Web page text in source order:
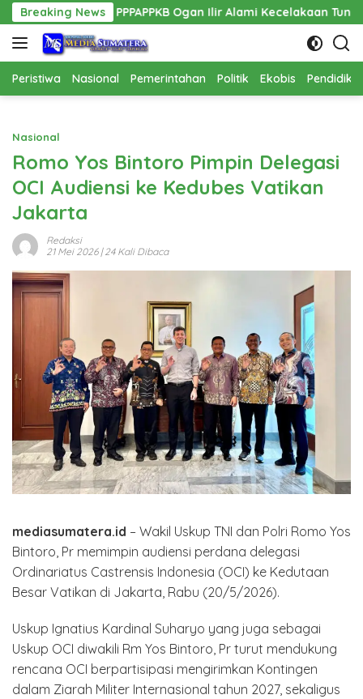
Langsung
ke
konten
Breaking News
PPPAPPKB Ogan Ilir Alami Kecelakaan Tunggal
Peristiwa Nasional Pemerintahan Politik Ekobis
Nasional
Romo Yos Bintoro Pimpin Delegasi
OCI Audiensi ke Kedubes Vatikan
Jakarta
Redaksi
21 Mei 2026| 24 Kali Dibaca
mediasumatera.id – Wakil Uskup TNI dan Polri Romo Yos
Bintoro, Pr memimpin audiensi perdana delegasi
Ordinariatus Castrensis Indonesia (OCI) ke Kedutaan
Besar Vatikan di Jakarta, Rabu (20/5/2026).
Uskup Ignatius Kardinal Suharyo yang juga sebagai
Uskup OCI diwakili Rm Yos Bintoro, Pr turut mendukung
rencana OCI berpartisipasi mengirimkan Kontingen
dalam Ziarah Militer Internasional tahun 2027, sekaligus